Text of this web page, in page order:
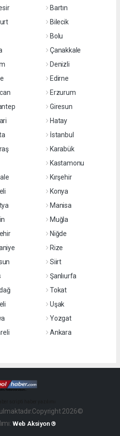
Bartın
Bilecik
Bolu
Çanakkale
Denizli
Edirne
Erzurum
Giresun
Hatay
İstanbul
Karabük
Kastamonu
Kırşehir
Konya
Manisa
Muğla
Niğde
Rize
Siirt
Şanlıurfa
Tokat
Uşak
Yozgat
Ankara
2026©
Web Aksiyon ®